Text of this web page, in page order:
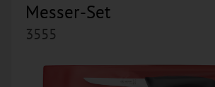
Messer-Set
3555